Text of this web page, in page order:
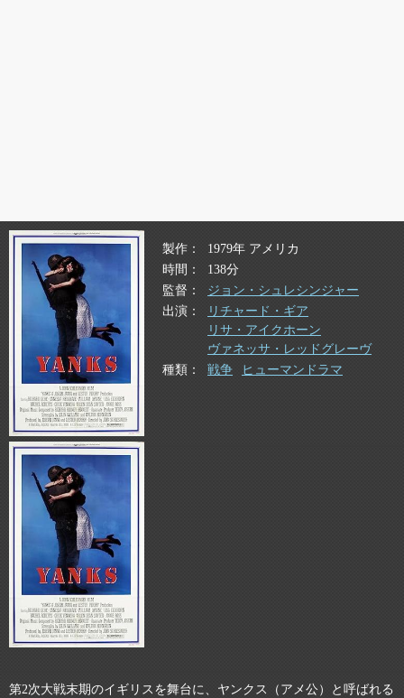
製作
1979年 アメリカ
時間
138分
監督
ジョン・シュレシンジャー
出演
リチャード・ギア
リサ・アイクホーン
ヴァネッサ・レッドグレーヴ
種類
戦争 ヒューマンドラマ
第2次大戦末期のイギリスを舞台に、ヤンクス（アメ公）と呼ばれる